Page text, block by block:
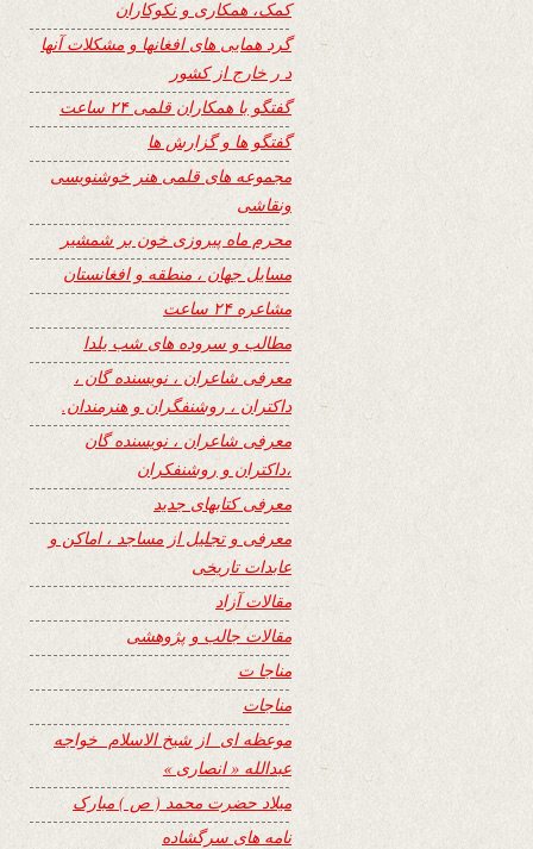
کمک، همکاری و نکوکاران
گرد همایی های افغانها و مشکلات آنها
د ر خارج از کشور
گفتگو با همکاران قلمی ۲۴ ساعت
گفتگو ها و گزارش ها
مجموعه های قلمی هنر خوشنویسی
ونقاشی
محرم ماه پیروزی خون بر شمشیر
مسایل جهان ، منطقه و افغانستان
مشاعره ۲۴ ساعت
مطالب و سروده های شب یلدا
معرفی شاعران ، نویسنده گان ،
داکتران ، روشنفگران و هنرمندان.
معرفی شاعران ، نویسنده گان
،داکتران و روشنفکران
معرفی کتابهای جدید
معرفی و تجلیل از مساجد ، اماکن و
عابدات تاریخی
مقالات آزاد
مقالات جالب و پژوهشی
مناجا ت
مناجات
موعظه ای از شیخ الاسلام خواجه
عبدالله « انصاری »
میلاد حضرت محمد ( ص ) مبارک
نامه های سرگشاده